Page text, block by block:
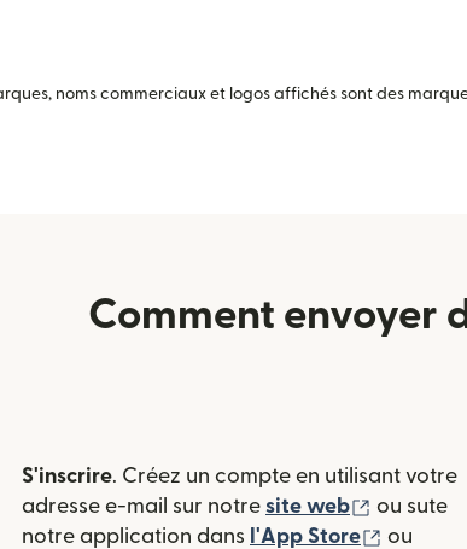
noms commerciaux et logos affichés sont des
Comment envoyer
S'inscrire. Créez un compte en utilisant votre
adresse e-mail sur notre site web (s'ouvre
ou sute
notre application dans l'App Store (s'ouvre
ou